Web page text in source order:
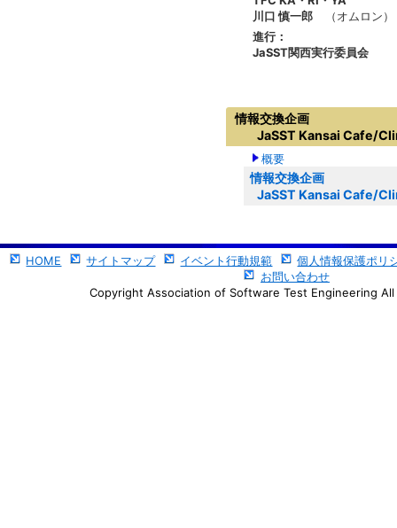
川口 慎一郎
（オムロン）
進行：
JaSST関西実行委員会
情報交換企画
JaSST Kansai Cafe/
概要
情報交換企画
JaSST Kansai Cafe/
HOME サイトマップ イベント行動規範
個人情報保護ポリ
お問い合わせ
Copyright Association of Software Test Engineering